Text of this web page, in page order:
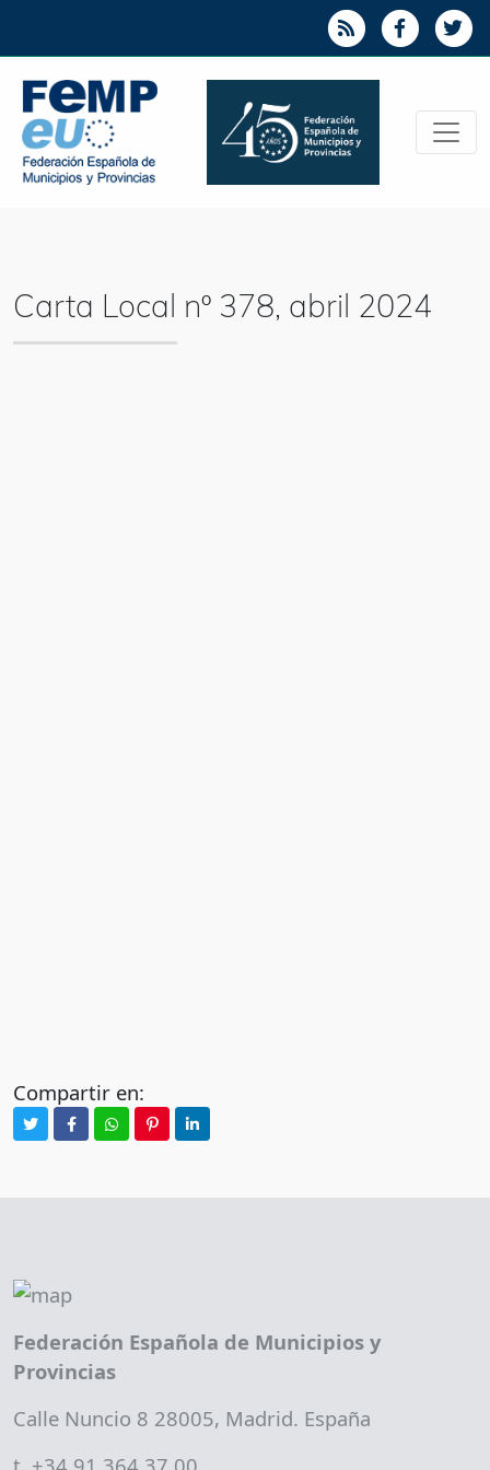
Carta Local nº 378, abril 2024
Compartir en:
Federación Española de Municipios y
Provincias
Calle Nuncio 8 28005, Madrid. España